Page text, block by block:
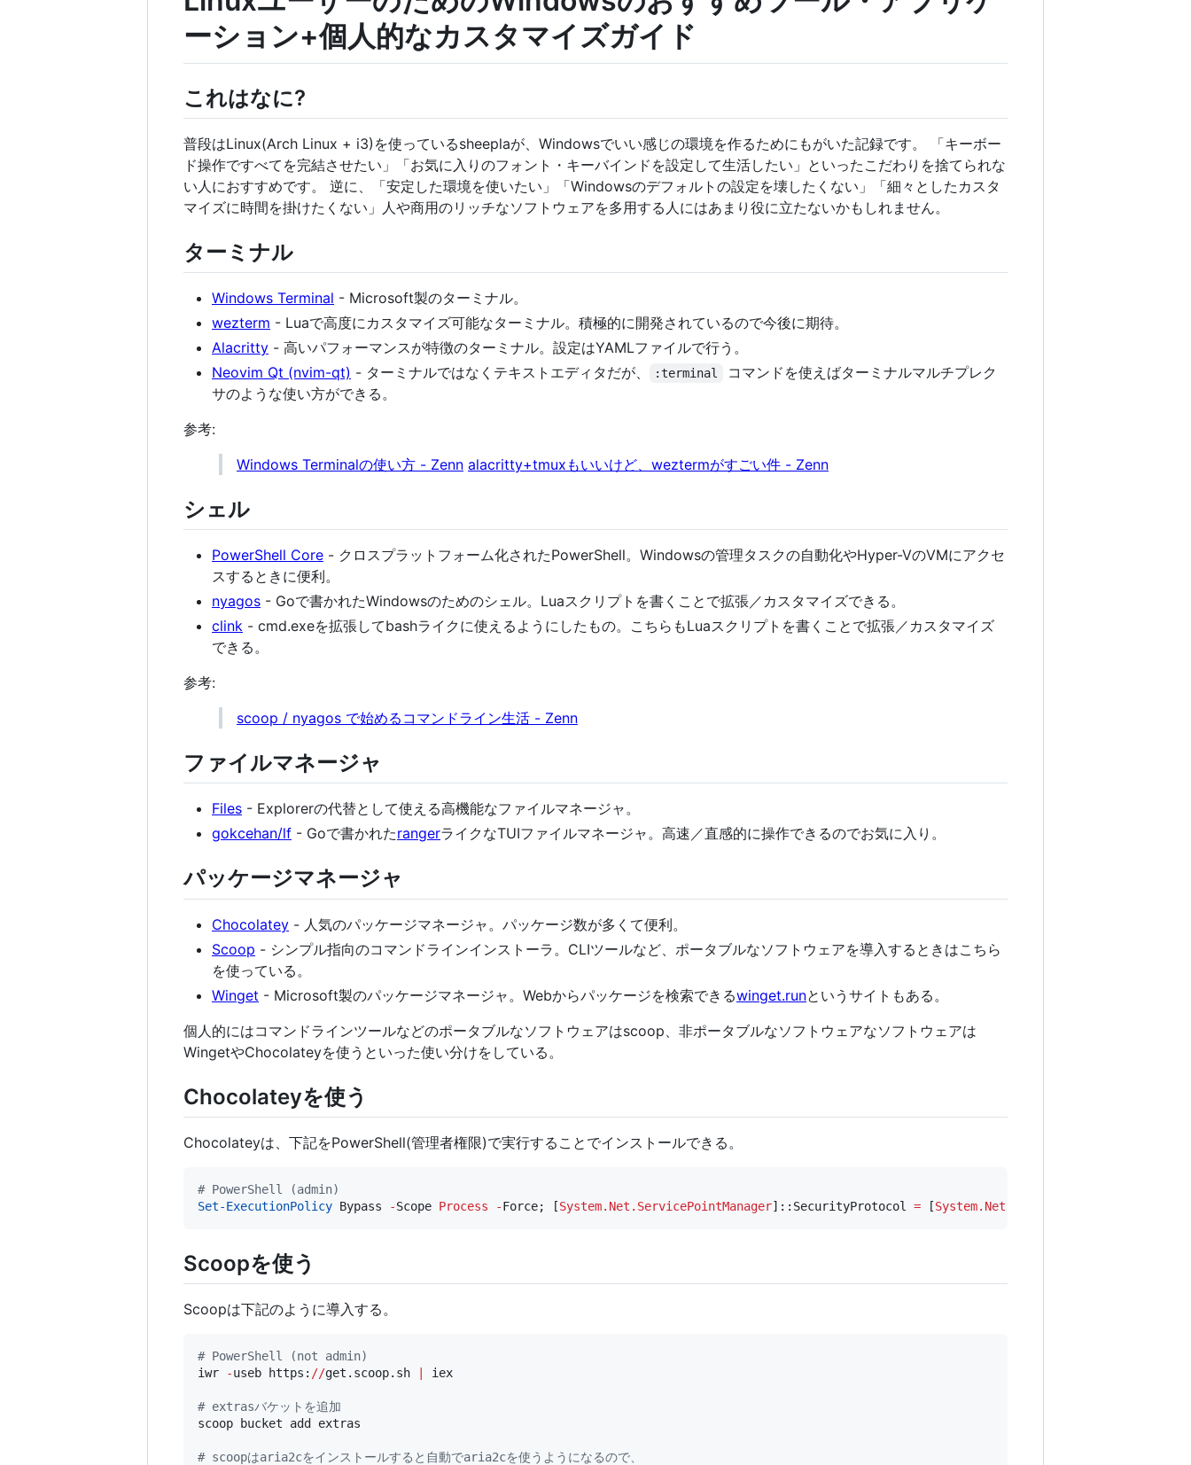
ーション+個人的なカスタマイズガイド
これはなに?
普段はLinux(Arch Linux + i3)を使っているsheeplaが、Windowsでいい感じの環境を作るためにもがいた記録です。 「キーボー
ド操作ですべてを完結させたい」「お気に入りのフォント・キーバインドを設定して生活したい」といったこだわりを捨てられな
い人におすすめです。 逆に、「安定した環境を使いたい」「Windowsのデフォルトの設定を壊したくない」「細々としたカスタ
マイズに時間を掛けたくない」人や商用のリッチなソフトウェアを多用する人にはあまり役に立たないかもしれません。
ターミナル
Windows Terminal - Microsoft製のターミナル。
wezterm - Luaで高度にカスタマイズ可能なターミナル。積極的に開発されているので今後に期待。
Alacritty - 高いパフォーマンスが特徴のターミナル。設定はYAMLファイルで行う。
Neovim Qt (nvim-qt) - ターミナルではなくテキストエディタだが、 :terminal
コマンドを使えばターミナルマルチプレク
サのような使い方ができる。
参考:
Windows Terminalの使い方 - Zenn alacritty+tmuxもいいけど、weztermがすごい件 - Zenn
シェル
PowerShell Core - クロスプラットフォーム化されたPowerShell。Windowsの管理タスクの自動化やHyper-VのVMにアクセ
スするときに便利。
nyagos - Goで書かれたWindowsのためのシェル。Luaスクリプトを書くことで拡張／カスタマイズできる。
clink - cmd.exeを拡張してbashライクに使えるようにしたもの。こちらもLuaスクリプトを書くことで拡張／カスタマイズ
できる。
参考:
scoop / nyagos で始めるコマンドライン生活 - Zenn
ファイルマネージャ
Files - Explorerの代替として使える高機能なファイルマネージャ。
gokcehan/lf - Goで書かれたrangerライクなTUIファイルマネージャ。高速／直感的に操作できるのでお気に入り。
パッケージマネージャ
Chocolatey - 人気のパッケージマネージャ。パッケージ数が多くて便利。
Scoop - シンプル指向のコマンドラインインストーラ。CLIツールなど、ポータブルなソフトウェアを導入するときはこちら
を使っている。
Winget - Microsoft製のパッケージマネージャ。Webからパッケージを検索できるwinget.runというサイトもある。
個人的にはコマンドラインツールなどのポータブルなソフトウェアはscoop、非ポータブルなソフトウェアなソフトウェアは
WingetやChocolateyを使うといった使い分けをしている。
Chocolateyを使う
Chocolateyは、下記をPowerShell(管理者権限)で実行することでインストールできる。
# PowerShell (admin)
Set-ExecutionPolicy Bypass -Scope Process -Force; [System.Net.ServicePointManager]::SecurityProtocol = [System.Net.ServicePointManager
Scoopを使う
Scoopは下記のように導入する。
# PowerShell (not admin)
iwr
-useb https: //get.scoop.sh iex
# extrasバケットを追加
scoop bucket add extras
# scoopはaria2cをインストールすると自動でaria2cを使うようになるので、